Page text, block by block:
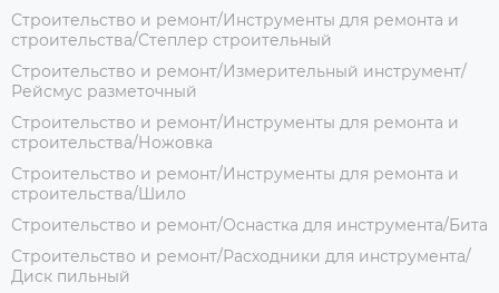
Строительство и ремонт/Инструменты для ремонта и
строительства/Степлер строительный
Строительство и ремонт/Измерительный инструмент/
Рейсмус разметочный
Строительство и ремонт/Инструменты для ремонта и
строительства/Ножовка
Строительство и ремонт/Инструменты для ремонта и
строительства/Шило
Строительство и ремонт/Оснастка для инструмента/Бита
Строительство и ремонт/Расходники для инструмента/
Диск пильный